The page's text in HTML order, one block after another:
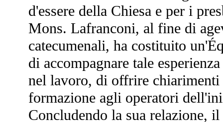
d'essere della Chiesa e per i
Mons. Lafranconi, al fine di
catecumenali, ha costituito
di accompagnare tale
nel lavoro, di offrire chiarimenti
formazione agli operatori
Concludendo la sua relazione,